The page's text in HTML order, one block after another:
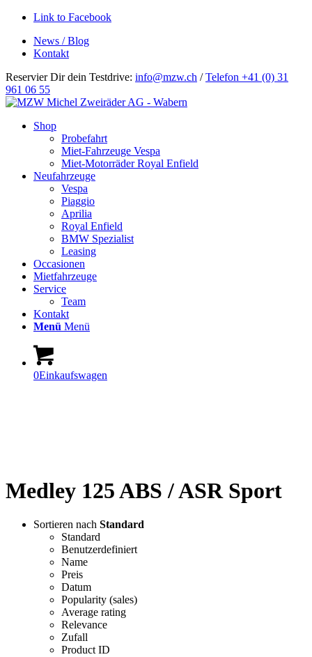
Link to Facebook
News / Blog
Kontakt
Reservier Dir dein Testdrive: info@mzw.ch /Telefon +41 (0) 31
961 06 55
Hauptnavigation
Shop
Probefahrt
Miet-Fahrzeuge Vespa
Miet-Motorräder Royal Enfield
Neufahrzeuge
Vespa
Piaggio
Aprilia
Royal Enfield
BMW Spezialist
Leasing
Occasionen
Mietfahrzeuge
Service
Team
Kontakt
Menü Menü
0Einkaufswagen
Medley 125 ABS / ASR Sport
Sortieren nach Standard
Standard
Benutzerdefiniert
Name
Preis
Datum
Popularity (sales)
Average rating
Relevance
Zufall
Product ID